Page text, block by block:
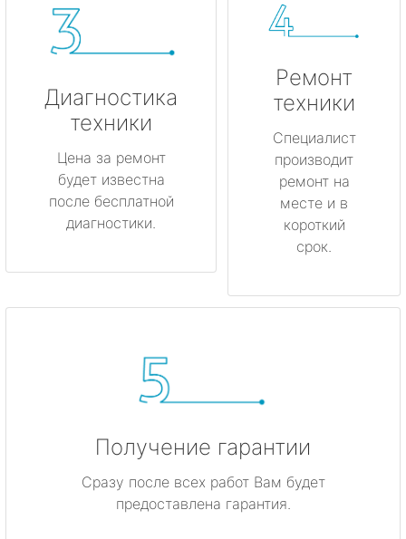
Диагностика
техники
Цена за ремонт
будет известна
после бесплатной
диагностики.
Ремонт
техники
Специалист
производит
ремонт на
месте и в
короткий
срок.
Получение гарантии
Сразу после всех работ Вам будет
предоставлена гарантия.